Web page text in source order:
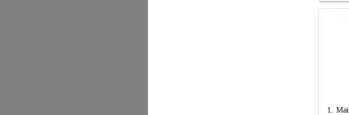
1. Mai